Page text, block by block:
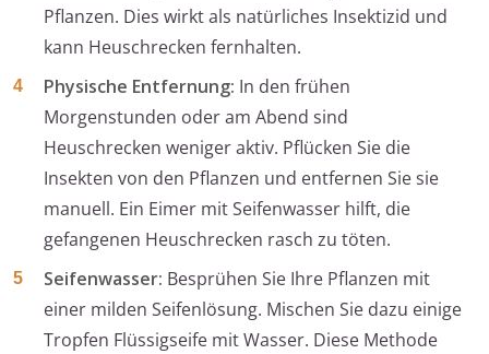
Pflanzen. Dies wirkt als natürliches Insektizid und
kann Heuschrecken fernhalten.
Physische Entfernung: In den frühen
Morgenstunden oder am Abend sind
Heuschrecken weniger aktiv. Pflücken Sie die
Insekten von den Pflanzen und entfernen Sie sie
manuell. Ein Eimer mit Seifenwasser hilft, die
gefangenen Heuschrecken rasch zu töten.
Seifenwasser: Besprühen Sie Ihre Pflanzen mit
einer milden Seifenlösung. Mischen Sie dazu einige
Tropfen Flüssigseife mit Wasser. Diese Methode